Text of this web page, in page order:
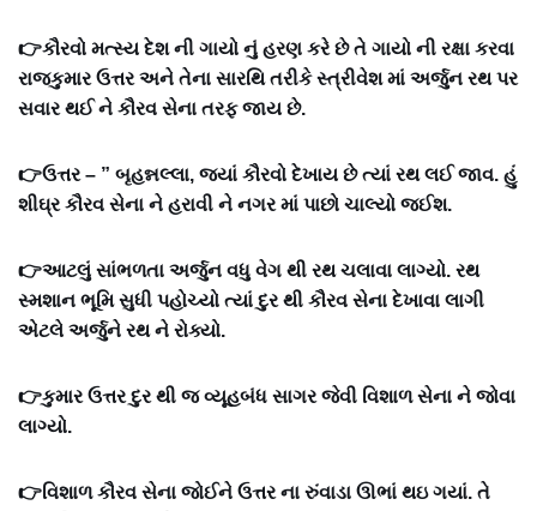
👉કૌરવો મત્સ્ય દેશ ની ગાયો નું હરણ કરે છે તે ગાયો ની રક્ષા કરવા
રાજકુમાર ઉત્તર અને તેના સારથિ તરીકે સ્ત્રીવેશ માં અર્જુન રથ પર
સવાર થઈ ને કૌરવ સેના તરફ જાય છે.
👉ઉત્તર – ” બૃહન્નલ્લા, જ્યાં કૌરવો દેખાય છે ત્યાં રથ લઈ જાવ. હું
શીઘ્ર કૌરવ સેના ને હરાવી ને નગર માં પાછો ચાલ્યો જઈશ.
👉આટલું સાંભળતા અર્જુન વધુ વેગ થી રથ ચલાવા લાગ્યો. રથ
સ્મશાન ભૂમિ સુધી પહોચ્યો ત્યાં દુર થી કૌરવ સેના દેખાવા લાગી
એટલે અર્જુને રથ ને રોક્યો.
👉કુમાર ઉત્તર દુર થી જ વ્યૂહબંધ સાગર જેવી વિશાળ સેના ને જોવા
લાગ્યો.
👉વિશાળ કૌરવ સેના જોઈને ઉત્તર ના રુંવાડા ઊભાં થઇ ગયાં. તે